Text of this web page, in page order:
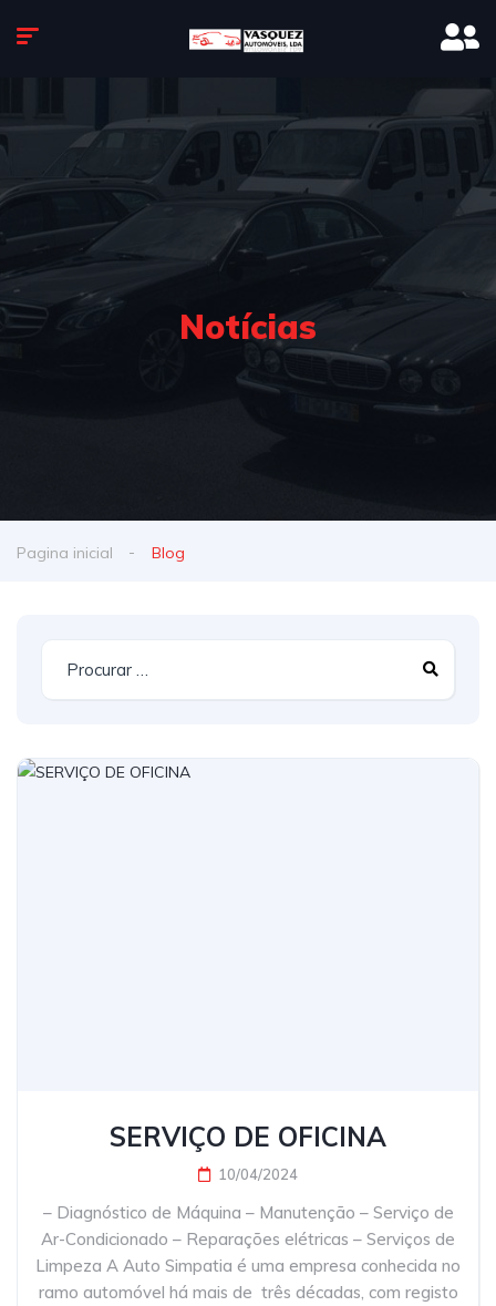
Notícias
Pagina inicial Blog
SERVIÇO DE OFICINA
10/04/2024
– Diagnóstico de Máquina – Manutenção – Serviço de
Ar-Condicionado – Reparações elétricas – Serviços de
Limpeza A Auto Simpatia é uma empresa conhecida no
ramo automóvel há mais de três décadas, com registo